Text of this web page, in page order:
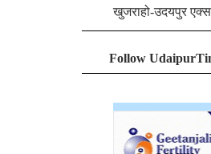
खुजराहो-उदयपुर
Follow